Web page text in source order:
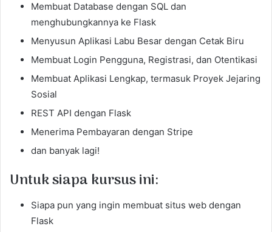
Membuat Database dengan SQL dan
menghubungkannya ke Flask
Menyusun Aplikasi Labu Besar dengan Cetak Biru
Membuat Login Pengguna, Registrasi, dan Otentikasi
Membuat Aplikasi Lengkap, termasuk Proyek Jejaring
Sosial
REST API dengan Flask
Menerima Pembayaran dengan Stripe
dan banyak lagi!
Untuk siapa kursus ini:
Siapa pun yang ingin membuat situs web dengan
Flask